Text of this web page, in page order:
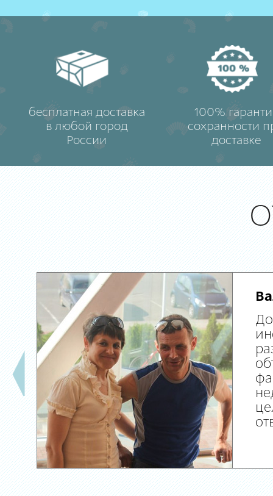
бесплатная доставка
в любой город
России
100%
сохранности
доставке